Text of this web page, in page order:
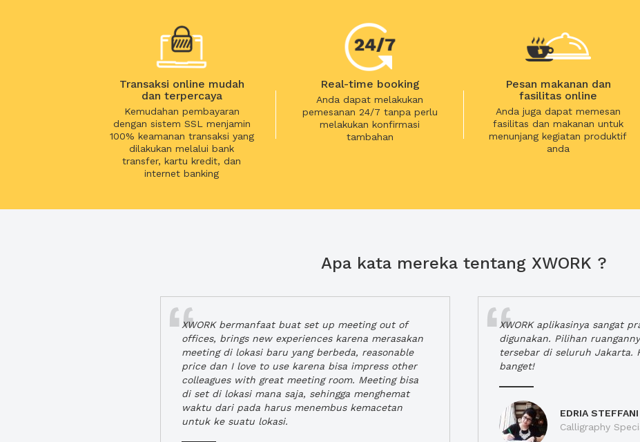
Transaksi online mudah
dan terpercaya
Kemudahan pembayaran
dengan sistem SSL menjamin
100% keamanan transaksi yang
dilakukan melalui bank
transfer, kartu kredit, dan
internet banking
Real-time booking
Anda dapat melakukan
pemesanan 24/7 tanpa perlu
melakukan konfirmasi
tambahan
Pesan makanan dan
fasilitas online
Anda juga dapat memesan
fasilitas dan makanan untuk
menunjang kegiatan produktif
anda
Apa kata mereka tentang XWORK ?
XWORK bermanfaat buat set up meeting out of
offices, brings new experiences karena merasakan
meeting di lokasi baru yang berbeda, reasonable
price dan I love to use karena bisa impress other
colleagues with great meeting room. Meeting bisa
di set di lokasi mana saja, sehingga menghemat
waktu dari pada harus menembus kemacetan
untuk ke suatu lokasi.
XWORK aplikasinya sangat
digunakan. Pilihan
tersebar di seluruh Jakarta.
banget!
EDRIA STEFFANI
Calligraphy